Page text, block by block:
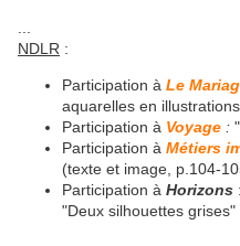
NDLR :
Participation à Le
aquarelles en illustrations.
Participation à Voyage :
Participation à Métiers
(texte et image, p.104-
Participation à Horizons
"Deux silhouettes